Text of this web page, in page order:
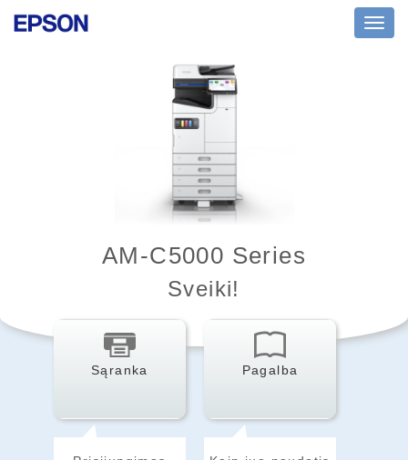
AM-C5000 Series
Sveiki!
Sąranka Pagalba